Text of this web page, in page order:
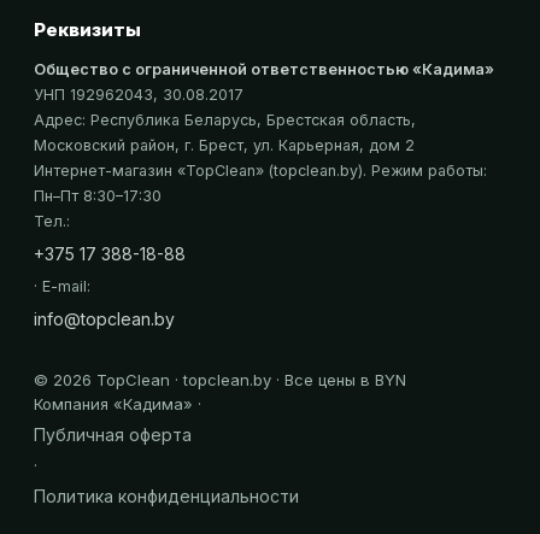
Реквизиты
Общество с ограниченной ответственностью «Кадима»
УНП 192962043, 30.08.2017
Адрес: Республика Беларусь, Брестская область,
Московский район, г. Брест, ул. Карьерная, дом 2
Интернет-магазин «TopClean» (topclean.by). Режим работы:
Пн–Пт 8:30–17:30
Тел.:
+375 17 388-18-88
· E-mail:
info@topclean.by
© 2026 TopClean · topclean.by · Все цены в BYN
Компания «Кадима» ·
Публичная оферта
·
Политика конфиденциальности